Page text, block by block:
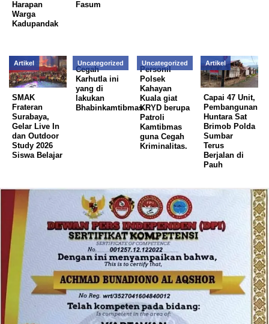
Harapan
Warga
Kadupandak
Fasum
Artikel
SMAK
Frateran
Surabaya,
Gelar Live In
dan Outdoor
Study 2026
Siswa Belajar
Uncategorized
Cegah
Karhutla ini
yang di
lakukan
Bhabinkamtibmas
Uncategorized
Personil
Polsek
Kahayan
Kuala giat
KRYD berupa
Patroli
Kamtibmas
guna Cegah
Kriminalitas.
Artikel
Capai 47 Unit,
Pembangunan
Huntara Sat
Brimob Polda
Sumbar
Terus
Berjalan di
Pauh